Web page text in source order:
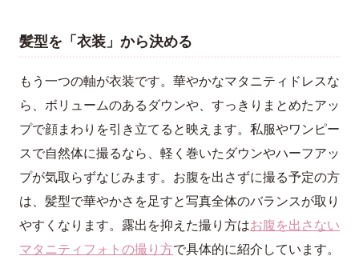
髪型を「衣装」から決める
もう一つの軸が衣装です。華やかなマタニティドレスな
ら、ボリュームのあるダウンや、すっきりまとめたアッ
プで顔まわりを引き立てると映えます。私服やワンピー
スで自然体に撮るなら、軽く巻いたダウンやハーフアッ
プが気取らずなじみます。お腹を出さずに撮る予定の方
は、髪型で華やかさを足すと写真全体のバランスが取り
やすくなります。露出を抑えた撮り方はお腹を出さない
マタニティフォトの撮り方で具体的に紹介しています。